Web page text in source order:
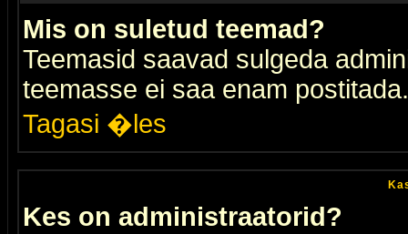
Mis on suletud teemad?
Teemasid saavad sulgeda
teemasse ei saa enam postitada.
Tagasi �les
Kes on administraatorid?